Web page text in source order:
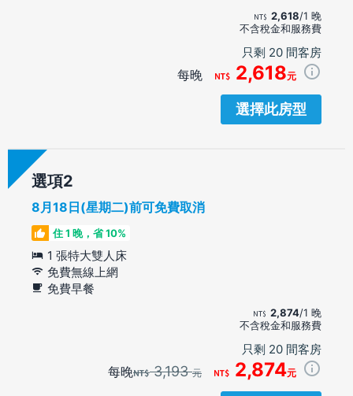
2,618/1 晚
不含稅金和服務費
只剩 20 間客房
每晚 2,618元
選擇此房型
選項
8月18日(星期二)前可免費取消
住 1 晚，省 10%
1 張特大雙人床
免費無線上網
免費早餐
2,874/1 晚
不含稅金和服務費
只剩 20 間客房
每晚 3,193元 2,874元